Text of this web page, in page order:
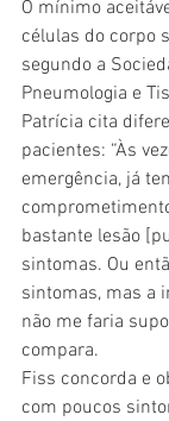
O mínimo
células do corpo
segundo a
Pneumologia e
Patrícia cita
pacientes: “Às
emergência, já
bastante lesão
sintomas. Ou
sintomas, mas a
não me faria
compara.
Fiss concorda e
com poucos